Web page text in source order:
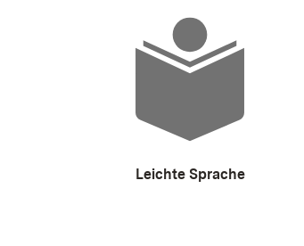
Leichte Sprache